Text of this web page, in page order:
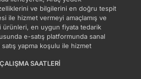
ve bilgilerini en doğru tespit
ile hizmet vermeyi amaçlamış ve
ürünleri, en uygun fiyata tedarik
e-satış platformunda sanal
yapma koşulu ile hizmet
ÇALIŞMA SAATLERI